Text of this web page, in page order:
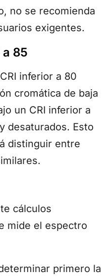
no se recomienda
exigentes.
85
inferior a 80
cromática de baja
un CRI inferior a
desaturados. Esto
distinguir entre
cálculos
mide el espectro
primero la